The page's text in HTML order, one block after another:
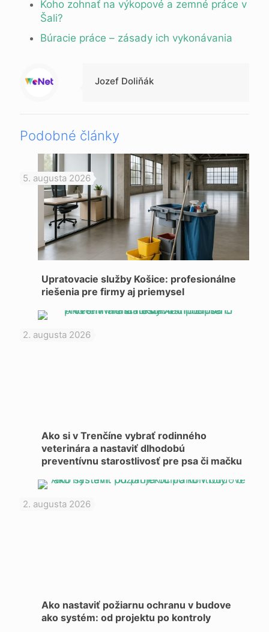
Koho zohnať na výkopové a zemné práce v
Šali?
Búracie práce – zásady ich vykonávania
Jozef Doliňák
Podobné články
5. augusta 2026
Upratovacie služby Košice: profesionálne
riešenia pre firmy aj priemysel
2. augusta 2026
Ako si v Trenčíne vybrať rodinného
veterinára a nastaviť dlhodobú
preventívnu starostlivosť pre psa či mačku
2. augusta 2026
Ako nastaviť požiarnu ochranu v budove
ako systém: od projektu po kontroly